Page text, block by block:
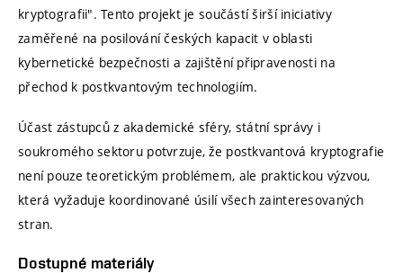
kryptografii". Tento projekt je součástí širší iniciativy
zaměřené na posilování českých kapacit v oblasti
kybernetické bezpečnosti a zajištění připravenosti na
přechod k postkvantovým technologiím.
Účast zástupců z akademické sféry, státní správy i
soukromého sektoru potvrzuje, že postkvantová kryptografie
není pouze teoretickým problémem, ale praktickou výzvou,
která vyžaduje koordinované úsilí všech zainteresovaných
stran.
Dostupné materiály